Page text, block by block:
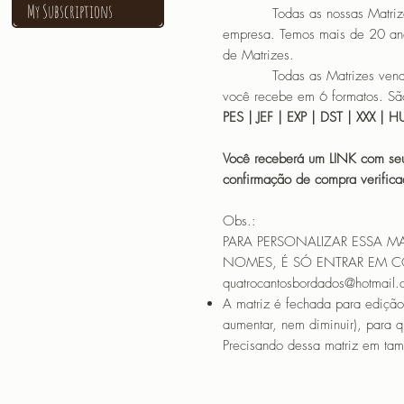
Todas as nossas Matrizes
empresa. Temos mais de 20
de Matrizes.
Todas as Matrizes
você recebe em 6 formatos.
PES | JEF | EXP | DST | XXX |
Você receberá um LINK com
confirmação de compra
Obs.:
PARA PERSONALIZAR ESSA
NOMES, É SÓ ENTRAR EM
A matriz é fechada para
aumentar, nem diminuir), para
Precisando dessa matriz em
My Subscriptions